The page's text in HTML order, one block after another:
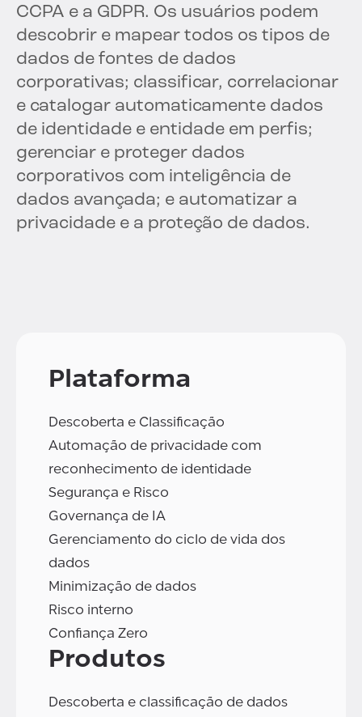
CCPA e a GDPR. Os usuários podem
descobrir e mapear todos os tipos de
dados de fontes de dados
corporativas; classificar, correlacionar
e catalogar automaticamente dados
de identidade e entidade em perfis;
gerenciar e proteger dados
corporativos com inteligência de
dados avançada; e automatizar a
privacidade e a proteção de dados.
Plataforma
Descoberta e Classificação
Automação de privacidade com
reconhecimento de identidade
Segurança e Risco
Governança de IA
Gerenciamento do ciclo de vida dos
dados
Minimização de dados
Risco interno
Confiança Zero
Produtos
Descoberta e classificação de dados